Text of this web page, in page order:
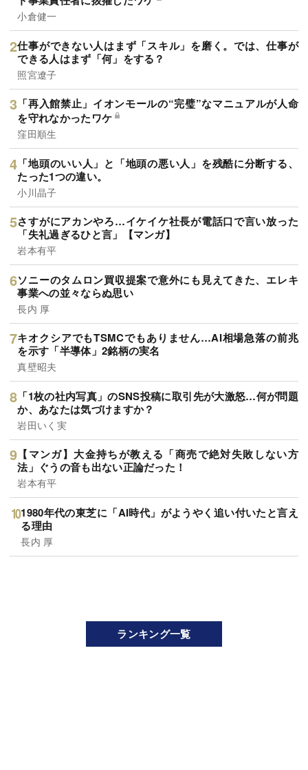
小倉健一
仕事ができない人はまず「スキル」を磨く。では、仕事が
できる人はまず「何」をする？
照宮遼子
「再入館禁止」イオンモールの“完璧”なマニュアルが人命
を守れなかったワケ
窪田順生
「地頭のいい人」と「地頭の悪い人」を残酷に分断する、
たった1つの違い。
小川晶子
さすがにアカンやろ…イケイケ社長が電話口で言い放った
「失礼過ぎるひと言」【マンガ】
岩本有平
ソニーのタムロン買収提案で意外にも見えてきた、エレキ
事業への並々ならぬ思い
長内 厚
キオクシアでもTSMCでもありません…AI相場急落の前兆
を示す「半導体」2銘柄の実名
真壁昭夫
「1枚の社内写真」のSNS投稿に取引先が大激怒…何が問題
か、あなたは気づけますか？
岩田いく実
【マンガ】大金持ちが教える「商売で絶対失敗しない方
法」ぐうの音も出ない正論だった！
岩本有平
1980年代の東芝に「AI時代」がようやく追い付いたと言え
る理由
長内 厚
ランキング一覧